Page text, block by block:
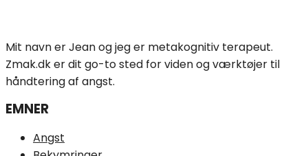
Mit navn er Jean og jeg er metakognitiv terapeut.
Zmak.dk er dit go-to sted for viden og værktøjer til
håndtering af angst.
EMNER
Angst